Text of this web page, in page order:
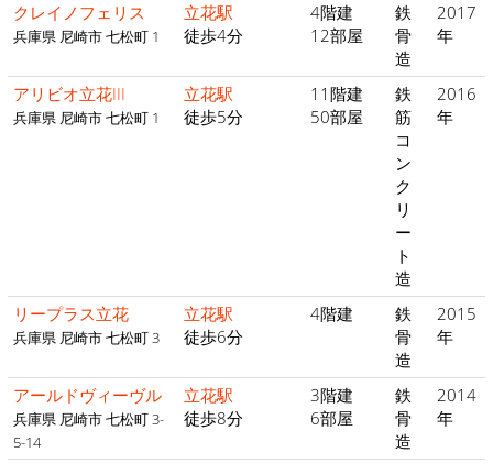
クレイノフェリス
兵庫県 尼崎市 七松町 1
立花駅
徒歩4分
4階建
12部屋
鉄
骨
造
2017
年
アリビオ立花III
兵庫県 尼崎市 七松町 1
立花駅
徒歩5分
11階建
50部屋
鉄
筋
コ
ン
ク
リ
ー
ト
造
2016
年
リープラス立花
兵庫県 尼崎市 七松町 3
立花駅
徒歩6分
4階建
鉄
骨
造
2015
年
アールドヴィーヴル
兵庫県 尼崎市 七松町 3-
5-14
立花駅
徒歩8分
3階建
6部屋
鉄
骨
造
2014
年